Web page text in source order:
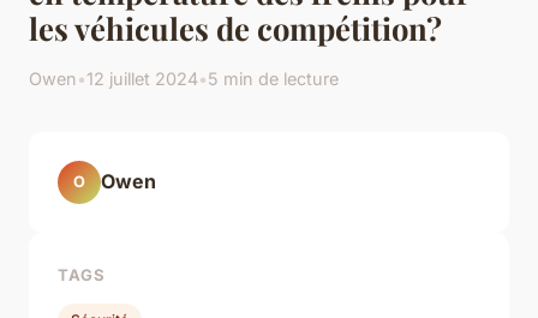
les véhicules de compétition?
Owen•12 juillet 2024•5 min de lecture
O Owen
TAGS